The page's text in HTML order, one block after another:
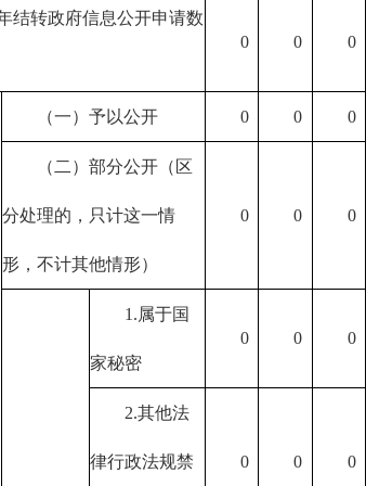
结转政府信息公开申请数
0 0 0
（一）予以公开 0 0 0
（二）部分公开（区
分处理的，只计这一情
形，不计其他情形）
0 0 0
1.属于国
家秘密
0 0 0
2.其他法
律行政法规禁 0 0 0